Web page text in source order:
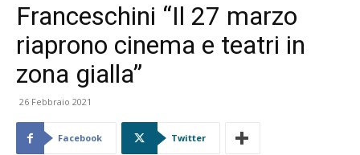
Franceschini “Il 27 marzo
riaprono cinema e teatri in
zona gialla”
26 Febbraio 2021
Facebook Twitter